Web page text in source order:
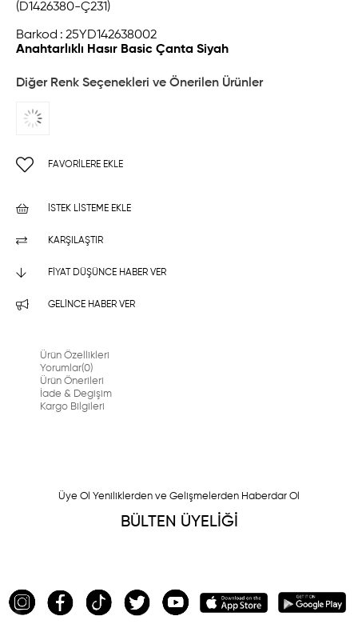
(D1426380-Ç231)
Barkod : 25YD142638002
Anahtarlıklı Hasır Basic Çanta Siyah
Diğer Renk Seçenekleri ve Önerilen Ürünler
FAVORILERE EKLE
İSTEK LISTEME EKLE
KARŞILAŞTIR
FIYAT DÜŞÜNCE HABER VER
GELINCE HABER VER
Ürün Özellikleri
Yorumlar(0)
Ürün Önerileri
İade & Degişim
Kargo Bilgileri
Üye Ol Yeniliklerden ve Gelişmelerden Haberdar Ol
BÜLTEN ÜYELİĞİ